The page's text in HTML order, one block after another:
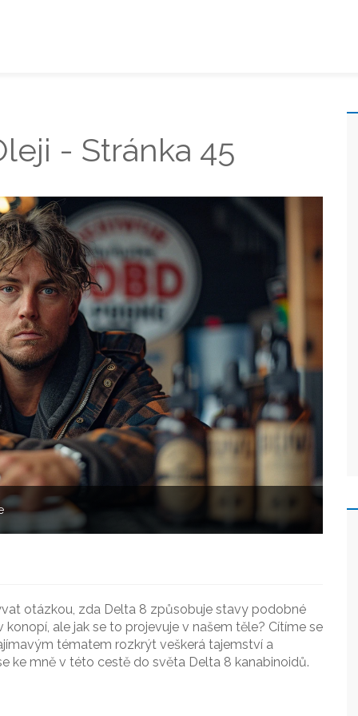
- Stránka 45
otázkou, zda Delta 8 způsobuje stavy podobné
ale jak se to projevuje v našem těle? Cítíme se
tématem rozkrýt veškerá tajemství a
ke mně v této cestě do světa Delta 8 kanabinoidů.